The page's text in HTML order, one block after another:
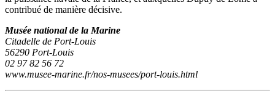
contribué de manière décisive.
Musée national de la Marine
Citadelle de Port-Louis
56290 Port-Louis
02 97 82 56 72
www.musee-marine.fr/nos-musees/port-louis.html